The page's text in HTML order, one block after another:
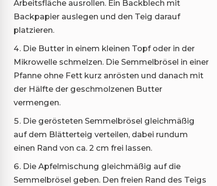
Arbeitsfläche ausrollen. Ein Backblech mit
Backpapier auslegen und den Teig darauf
platzieren.
Die Butter in einem kleinen Topf oder in der
Mikrowelle schmelzen. Die Semmelbrösel in einer
Pfanne ohne Fett kurz anrösten und danach mit
der Hälfte der geschmolzenen Butter
vermengen.
Die gerösteten Semmelbrösel gleichmäßig
auf dem Blätterteig verteilen, dabei rundum
einen Rand von ca. 2 cm frei lassen.
Die Apfelmischung gleichmäßig auf die
Semmelbrösel geben. Den freien Rand des Teigs